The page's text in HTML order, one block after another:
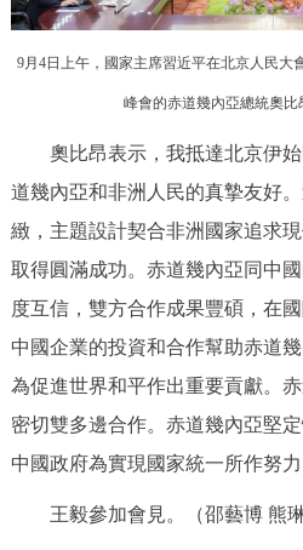
9月4日上午，國家主席習近平在北京人民大
峰會的赤道幾內亞總統奧比
奧比昂表示，我抵達北京伊始
道幾內亞和非洲人民的真摯友好
緻，主題設計契合非洲國家追求
取得圓滿成功。赤道幾內亞同中
度互信，雙方合作成果豐碩，在
中國企業的投資和合作幫助赤道
為促進世界和平作出重要貢獻。
密切雙多邊合作。赤道幾內亞堅
中國政府為實現國家統一所作努力
王毅參加會見。 （邵藝博 熊琳